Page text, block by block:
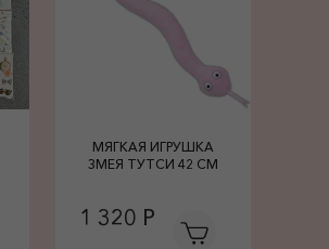
МЯГКАЯ ИГРУШКА
ЗМЕЯ ТУТСИ 42 СМ
1 320 Р